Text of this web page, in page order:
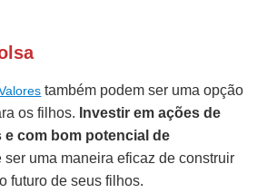
também podem ser uma opção
os filhos. Investir em ações de
com bom potencial de
ser uma maneira eficaz de construir
futuro de seus filhos.